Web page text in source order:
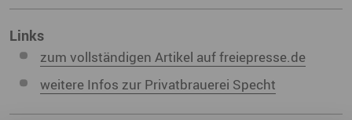
Links
zum vollständigen Artikel auf freiepresse.de
weitere Infos zur Privatbrauerei Specht